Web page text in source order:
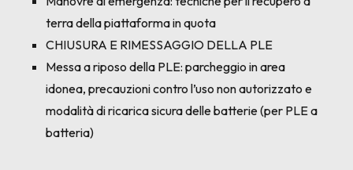
terra della piattaforma in quota
CHIUSURA E RIMESSAGGIO DELLA PLE
Messa a riposo della PLE: parcheggio in area
idonea, precauzioni contro l’uso non autorizzato e
modalità di ricarica sicura delle batterie (per PLE a
batteria)